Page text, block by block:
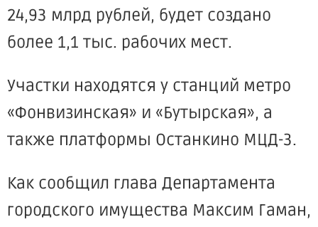
24,93 млрд рублей, будет создано
более 1,1 тыс. рабочих мест.
Участки находятся у станций метро
«Фонвизинская» и «Бутырская», а
также платформы Останкино МЦД-3.
Как сообщил глава Департамента
городского имущества Максим Гаман,